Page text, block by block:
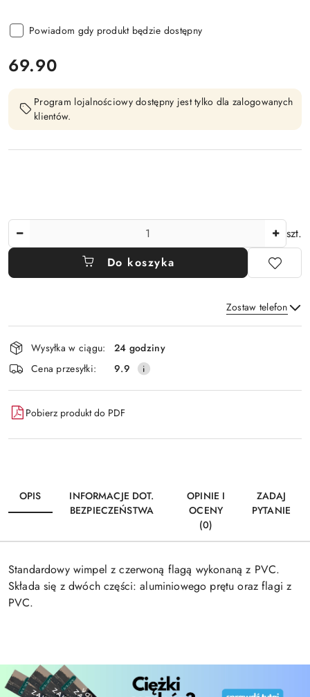
Powiadom gdy produkt będzie dostępny
cena:
69.90
Program lojalnościowy dostępny jest tylko dla zalogowanych
klientów.
szt.
Do koszyka
Zostaw telefon
Wyślij
Dostępność
i
dostawa
Wysyłka w ciągu:
24 godziny
Cena przesyłki:
9.9
Pobierz produkt do PDF
OPIS
INFORMACJE DOT.
BEZPIECZEŃSTWA
OPINIE I
OCENY
(0)
ZADAJ
PYTANIE
Standardowy wimpel z czerwoną flagą wykonaną z PVC.
Składa się z dwóch części: aluminiowego prętu oraz flagi z
PVC.